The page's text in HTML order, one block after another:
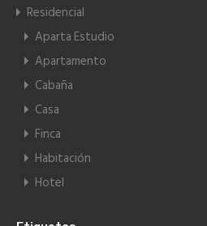
Residencial
Aparta Estudio
Apartamento
Cabaña
Casa
Finca
Habitación
Hotel